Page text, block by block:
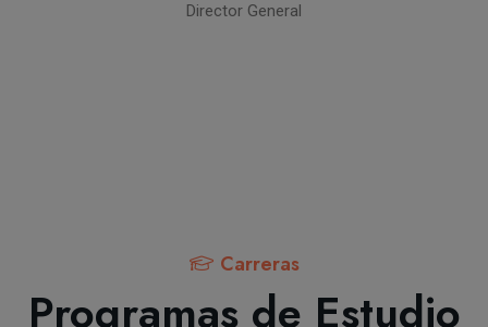
Director General
Carreras
Programas de Estudio